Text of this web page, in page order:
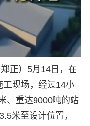
正）5月14日，在
工现场，经过14小
、重达9000吨的站
米至设计位置，